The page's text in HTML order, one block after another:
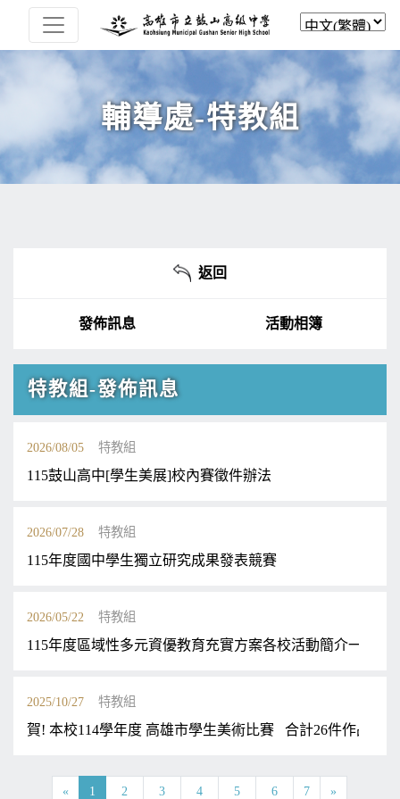
輔導處-特教組
返回
發佈訊息 活動相簿
特教組-發佈訊息
2026/08/05 特教組
115鼓山高中[學生美展]校內賽徵件辦法
2026/07/28 特教組
115年度國中學生獨立研究成果發表競賽
2026/05/22 特教組
115年度區域性多元資優教育充實方案各校活動簡介一覽表
2025/10/27 特教組
賀! 本校114學年度 高雄市學生美術比賽 合計26件作品得
« 1 2 3 4 5 6 7 »